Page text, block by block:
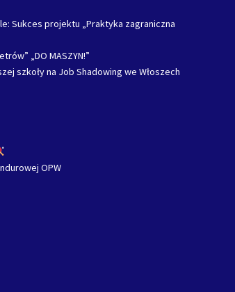
Sukces projektu „Praktyka zagraniczna
„DO MASZYN!”
szkoły na Job Shadowing we Włoszech
OPW